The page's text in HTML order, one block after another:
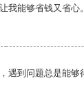
我能够省钱又省心。
遇到问题总是能够